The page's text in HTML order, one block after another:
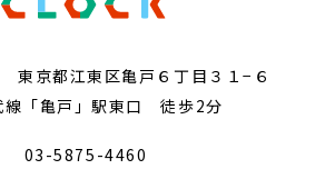
京都江東区亀戸６丁目３１−６
線「亀戸」駅東口 徒歩2分
03-5875-4460